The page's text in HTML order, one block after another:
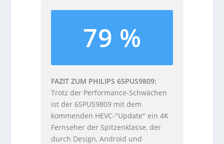
79 %
FAZIT ZUM PHILIPS 65PUS9809
Trotz der Performance-Schwächen
ist der 65PUS9809 mit dem
kommenden HEVC-"Update" ein 4K
Fernseher der Spitzenklasse, der
durch Design, Android und